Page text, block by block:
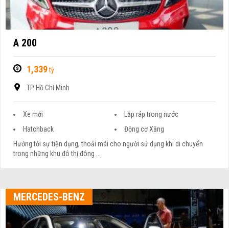
A 200
1,339tỷ
TP Hồ Chí Minh
Xe mới
Lắp ráp trong nước
Hatchback
Động cơ Xăng
Hướng tới sự tiện dụng, thoải mái cho người sử dụng khi di chuyển
trong những khu đô thị đông ...
MERCEDES-BENZ